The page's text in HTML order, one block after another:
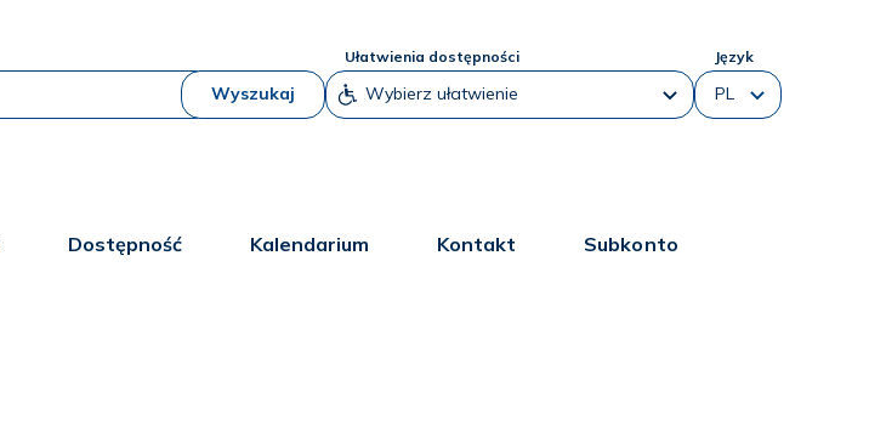
Wyszukaj
Ułatwienia dostępności Język
Dostępność Kalendarium Kontakt Subkonto